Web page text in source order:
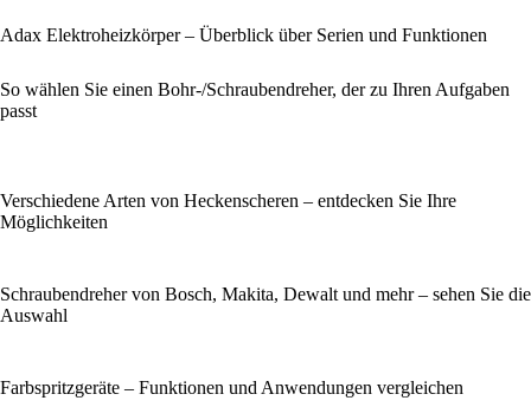
Adax Elektroheizkörper – Überblick über Serien und Funktionen
So wählen Sie einen Bohr-/Schraubendreher, der zu Ihren Aufgaben
passt
Verschiedene Arten von Heckenscheren – entdecken Sie Ihre
Möglichkeiten
Schraubendreher von Bosch, Makita, Dewalt und mehr – sehen Sie die
Auswahl
Farbspritzgeräte – Funktionen und Anwendungen vergleichen